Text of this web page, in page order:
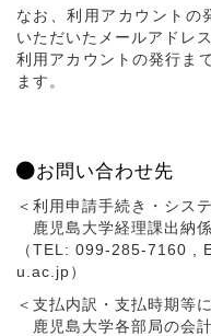
なお、利用アカウントの
いただいたメールアドレ
利用アカウントの発行ま
ます。
お問い合わせ先
＜利用申請手続き・シス
鹿児島大学経理課出納係
（TEL: 099-285-7160 ,
u.ac.jp）
＜支払内訳・支払時期等
鹿児島大学各部局の会